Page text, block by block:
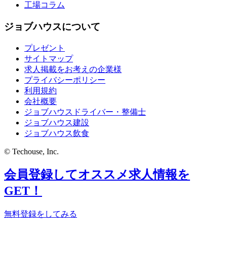
工場コラム
ジョブハウスについて
プレゼント
サイトマップ
求人掲載をお考えの企業様
プライバシーポリシー
利用規約
会社概要
ジョブハウスドライバー・整備士
ジョブハウス建設
ジョブハウス飲食
© Techouse, Inc.
会員登録してオススメ求人情報を
GET！
無料登録をしてみる